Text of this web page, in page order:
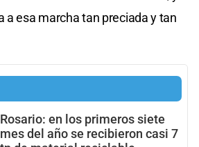
a esa marcha tan preciada y tan
Rosario: en los primeros siete
mes del año se recibieron casi 7